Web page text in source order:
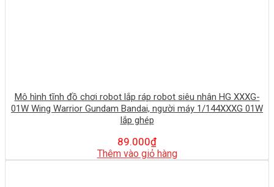
Mô hình tĩnh đồ chơi robot lắp ráp robot siêu nhân HG XXXG-
01W Wing Warrior Gundam Bandai, người máy 1/144XXXG 01W
lắp ghép
89.000₫
Thêm vào giỏ hàng